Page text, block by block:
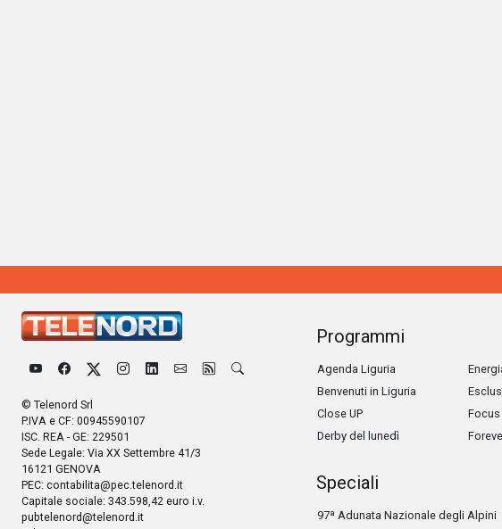
© Telenord Srl
P.IVA e CF: 00945590107
ISC. REA - GE: 229501
Sede Legale: Via XX Settembre 41/3
16121 GENOVA
PEC: contabilita@pec.telenord.it
Capitale sociale: 343.598,42 euro i.v.
pubtelenord@telenord.it
Programmi
Agenda Liguria
Benvenuti in Liguria
Close UP
Derby del lunedì
Focus
Speciali
97ª Adunata Nazionale degli Alpini